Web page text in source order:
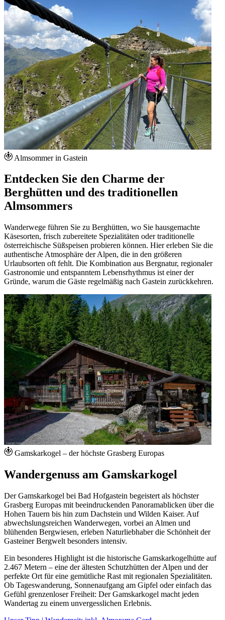
Almsommer in Gastein
Entdecken Sie den Charme der
Berghütten und des traditionellen
Almsommers
Wanderwege führen Sie zu Berghütten, wo Sie hausgemachte
Käsesorten, frisch zubereitete Spezialitäten oder traditionelle
österreichische Süßspeisen probieren können. Hier erleben Sie die
authentische Atmosphäre der Alpen, die in den größeren
Urlaubsorten oft fehlt. Die Kombination aus Bergnatur, regionaler
Gastronomie und entspanntem Lebensrhythmus ist einer der
Gründe, warum die Gäste regelmäßig nach Gastein zurückkehren.
Gamskarkogel – der höchste Grasberg Europas
Wandergenuss am Gamskarkogel
Der Gamskarkogel bei Bad Hofgastein begeistert als höchster
Grasberg Europas mit beeindruckenden Panoramablicken über die
Hohen Tauern bis hin zum Dachstein und Wilden Kaiser. Auf
abwechslungsreichen Wanderwegen, vorbei an Almen und
blühenden Bergwiesen, erleben Naturliebhaber die Schönheit der
Gasteiner Bergwelt besonders intensiv.
Ein besonderes Highlight ist die historische Gamskarkogelhütte auf
2.467 Metern – eine der ältesten Schutzhütten der Alpen und der
perfekte Ort für eine gemütliche Rast mit regionalen Spezialitäten.
Ob Tageswanderung, Sonnenaufgang am Gipfel oder einfach das
Gefühl grenzenloser Freiheit: Der Gamskarkogel macht jeden
Wandertag zu einem unvergesslichen Erlebnis.